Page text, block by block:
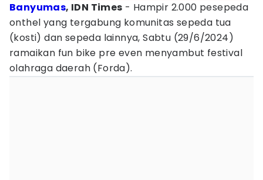
Banyumas, IDN Times - Hampir 2.000 pesepeda
onthel yang tergabung komunitas sepeda tua
(kosti) dan sepeda lainnya, Sabtu (29/6/2024)
ramaikan fun bike pre even menyambut festival
olahraga daerah (Forda).